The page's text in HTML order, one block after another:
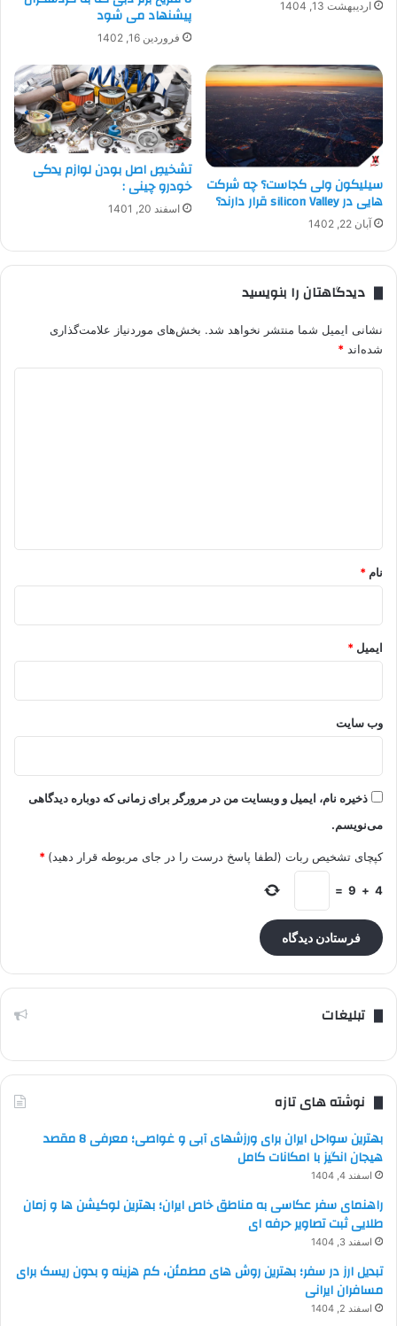
اردیبهشت 13, 1404 پیشنهاد می شود
فروردین 16, 1402
سیلیکون ولی کجاست؟ چه شرکت
هایی در silicon Valley قرار دارند؟
آبان 22, 1402
تشخیصِ اصل بودن لوازم یدکی
خودرو چینی :
اسفند 20, 1401
دیدگاهتان را بنویسید
نشانی ایمیل شما منتشر نخواهد شد. بخش‌های موردنیاز علامت‌گذاری
شده‌اند *
نام *
ایمیل *
وب‌ سایت
ذخیره نام، ایمیل و وبسایت من در مرورگر برای زمانی که دوباره دیدگاهی
می‌نویسم.
کپچای تشخیص ربات (لطفا پاسخ درست را در جای مربوطه قرار دهید) *
4
+
9
=
تبلیغات
نوشته های تازه
بهترین سواحل ایران برای ورزشهای آبی و غواصی؛ معرفی 8 مقصد
هیجان انگیز با امکانات کامل
اسفند 4, 1404
راهنمای سفر عکاسی به مناطق خاص ایران؛ بهترین لوکیشن ها و زمان
طلایی ثبت تصاویر حرفه ای
اسفند 3, 1404
تبدیل ارز در سفر؛ بهترین روش های مطمئن، کم هزینه و بدون ریسک برای
مسافران ایرانی
اسفند 2, 1404